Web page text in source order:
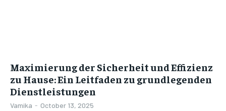
Maximierung der Sicherheit und Effizienz
zu Hause: Ein Leitfaden zu grundlegenden
Dienstleistungen
Vamika - October 13, 2025